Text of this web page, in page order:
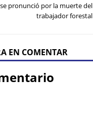
se pronunció por la muerte del
trabajador forestal
EN COMENTAR